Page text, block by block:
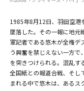
1985年8月12日、羽田空港
墜落した。その一報に地元
軍記者である悠木が全権デ
う興奮を禁じえない一方
を突きつけられる。混乱す
全国紙との報道合戦、そし
まれる中で悠木は、あるス